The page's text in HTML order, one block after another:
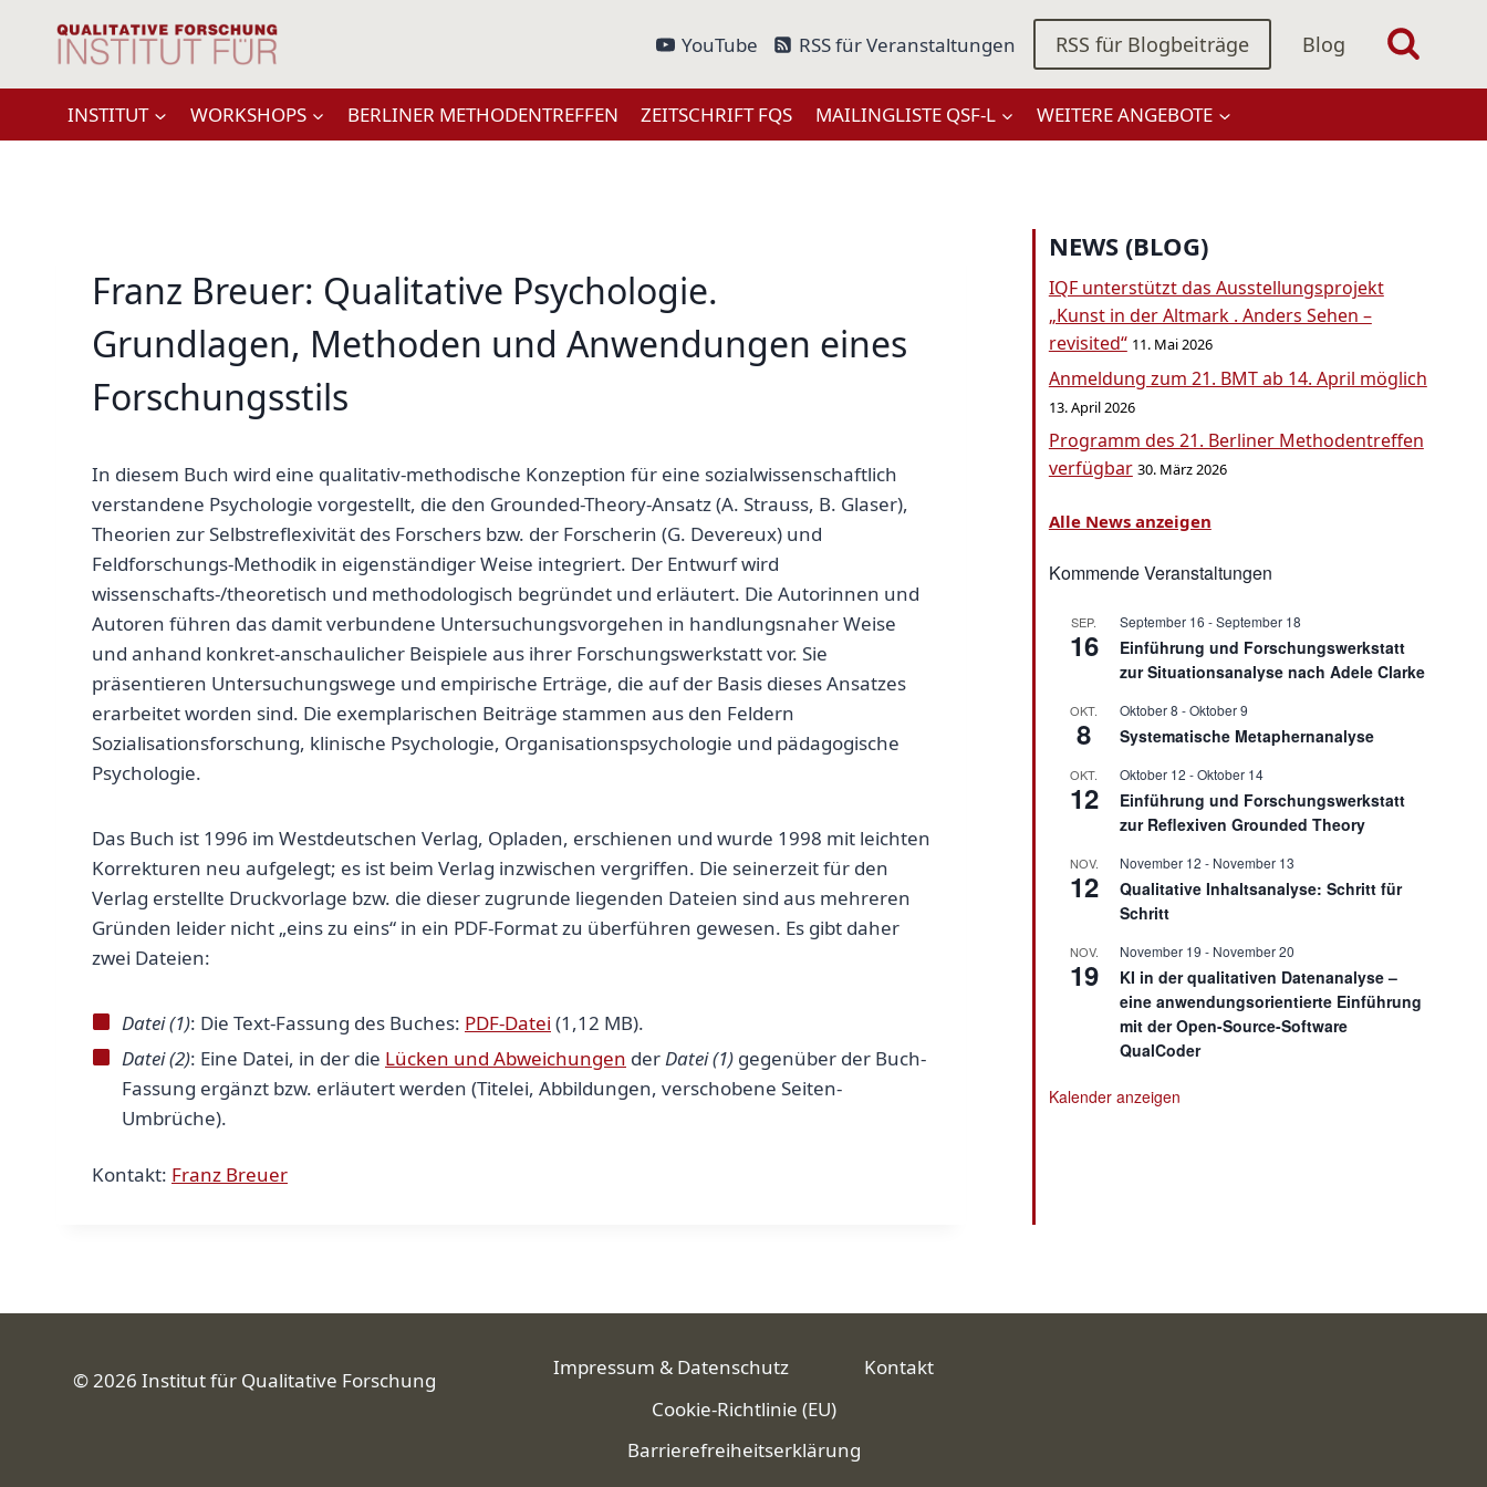
YouTube RSS für Veranstaltungen RSS für Blogbeiträge Blog
INSTITUT WORKSHOPS BERLINER METHODENTREFFEN ZEITSCHRIFT FQS MAILINGLISTE QSF-L WEITERE ANGEBOTE
Franz Breuer: Qualitative Psychologie.
Grundlagen, Methoden und Anwendungen eines
Forschungsstils
In diesem Buch wird eine qualitativ-methodische Konzeption für eine sozialwissenschaftlich
verstandene Psychologie vorgestellt, die den Grounded-Theory-Ansatz (A. Strauss, B. Glaser),
Theorien zur Selbstreflexivität des Forschers bzw. der Forscherin (G. Devereux) und
Feldforschungs-Methodik in eigenständiger Weise integriert. Der Entwurf wird
wissenschafts-/theoretisch und methodologisch begründet und erläutert. Die Autorinnen und
Autoren führen das damit verbundene Untersuchungsvorgehen in handlungsnaher Weise
und anhand konkret-anschaulicher Beispiele aus ihrer Forschungswerkstatt vor. Sie
präsentieren Untersuchungswege und empirische Erträge, die auf der Basis dieses Ansatzes
erarbeitet worden sind. Die exemplarischen Beiträge stammen aus den Feldern
Sozialisationsforschung, klinische Psychologie, Organisationspsychologie und pädagogische
Psychologie.
Das Buch ist 1996 im Westdeutschen Verlag, Opladen, erschienen und wurde 1998 mit leichten
Korrekturen neu aufgelegt; es ist beim Verlag inzwischen vergriffen. Die seinerzeit für den
Verlag erstellte Druckvorlage bzw. die dieser zugrunde liegenden Dateien sind aus mehreren
Gründen leider nicht „eins zu eins“ in ein PDF-Format zu überführen gewesen. Es gibt daher
zwei Dateien:
Datei (1): Die Text-Fassung des Buches: PDF-Datei (1,12 MB).
Datei (2): Eine Datei, in der die Lücken und Abweichungen derDatei (1) gegenüber der Buch-
Fassung ergänzt bzw. erläutert werden (Titelei, Abbildungen, verschobene Seiten-
Umbrüche).
Kontakt: Franz Breuer
NEWS (BLOG)
IQF unterstützt das Ausstellungsprojekt
„Kunst in der Altmark . Anders Sehen –
revisited“ 11. Mai 2026
Anmeldung zum 21. BMT ab 14. April möglich
13. April 2026
Programm des 21. Berliner Methodentreffen
verfügbar 30. März 2026
Alle News anzeigen
Kommende Veranstaltungen
SEP.
16
September 16 -September 18
Einführung und Forschungswerkstatt
zur Situationsanalyse nach Adele Clarke
OKT.
8
Oktober 8 -Oktober 9
Systematische Metaphernanalyse
OKT.
12
Oktober 12 -Oktober 14
Einführung und Forschungswerkstatt
zur Reflexiven Grounded Theory
NOV.
12
November 12 - November 13
Qualitative Inhaltsanalyse: Schritt für
Schritt
NOV.
19
November 19 - November 20
KI in der qualitativen Datenanalyse –
eine anwendungsorientierte Einführung
mit der Open-Source-Software
QualCoder
Kalender anzeigen
© 2026 Institut für Qualitative Forschung
Impressum & Datenschutz
Kontakt
Cookie-Richtlinie (EU)
Barrierefreiheitserklärung